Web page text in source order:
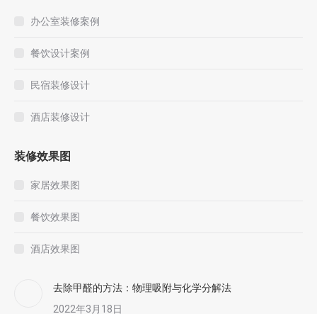
办公室装修案例
餐饮设计案例
民宿装修设计
酒店装修设计
装修效果图
家居效果图
餐饮效果图
酒店效果图
去除甲醛的方法：物理吸附与化学分解法
2022年3月18日